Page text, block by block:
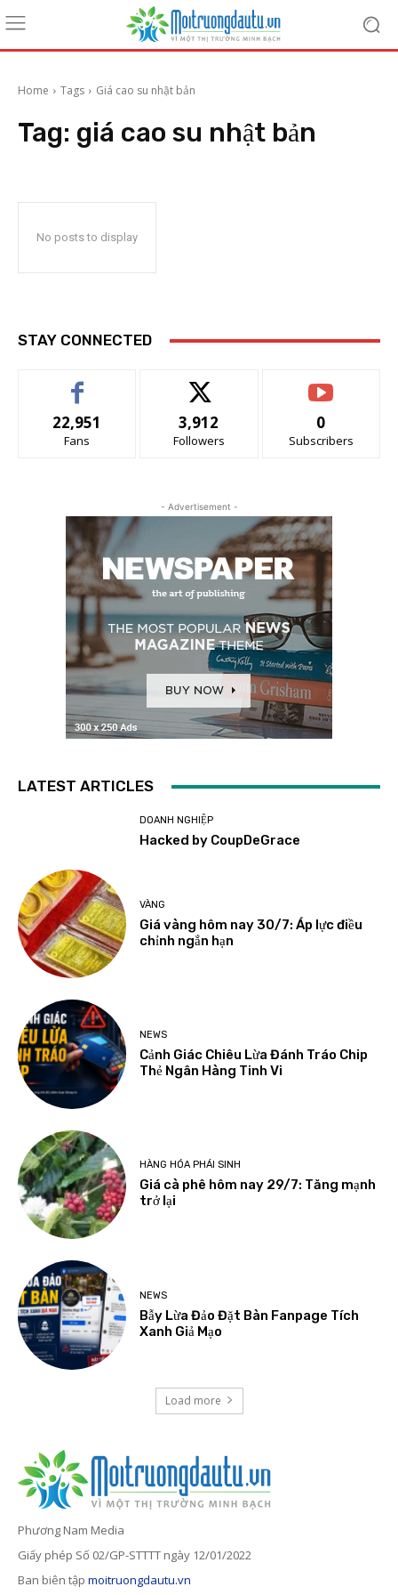
Home Tags Giá cao su nhật bản
Tag: giá cao su nhật bản
No posts to display
STAY CONNECTED
22,951
Fans
3,912
Followers
0
Subscribers
- Advertisement -
LATEST ARTICLES
DOANH NGHIỆP
Hacked by CoupDeGrace
VÀNG
Giá vàng hôm nay 30/7: Áp lực điều
chỉnh ngắn hạn
NEWS
Cảnh Giác Chiêu Lừa Đánh Tráo Chip
Thẻ Ngân Hàng Tinh Vi
HÀNG HÓA PHÁI SINH
Giá cà phê hôm nay 29/7: Tăng mạnh
trở lại
NEWS
Bẫy Lừa Đảo Đặt Bàn Fanpage Tích
Xanh Giả Mạo
Load more
Phương Nam Media
Giấy phép Số 02/GP-STTTT ngày 12/01/2022
Ban biên tập moitruongdautu.vn